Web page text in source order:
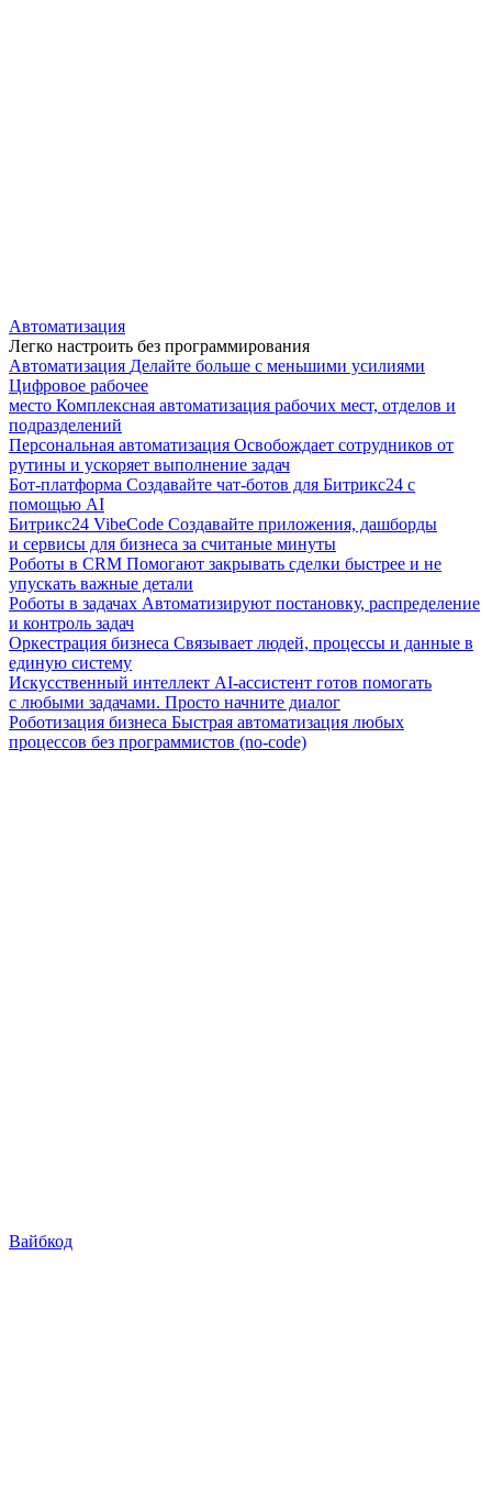
Автоматизация
Легко настроить без программирования
Автоматизация Делайте больше с меньшими усилиями
Цифровое рабочее
место Комплексная автоматизация рабочих мест, отделов и
подразделений
Персональная автоматизация Освобождает сотрудников от
рутины и ускоряет выполнение задач
Бот-платформа Создавайте чат-ботов для Битрикс24 с
помощью AI
Битрикс24 VibeCode Создавайте приложения, дашборды
и сервисы для бизнеса за считаные минуты
Роботы в CRM Помогают закрывать сделки быстрее и не
упускать важные детали
Роботы в задачах Автоматизируют постановку, распределение
и контроль задач
Оркестрация бизнеса Связывает людей, процессы и данные в
единую систему
Искусственный интеллект AI-ассистент готов помогать
с любыми задачами. Просто начните диалог
Роботизация бизнеса Быстрая автоматизация любых
процессов без программистов (no-code)
Вайбкод